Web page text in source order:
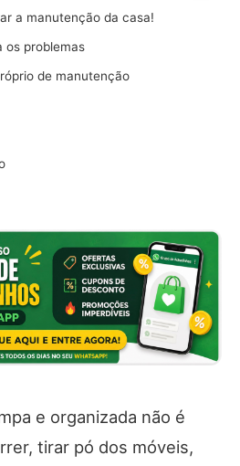
a manutenção da casa!
os problemas
de manutenção
e organizada não é
tirar pó dos móveis,